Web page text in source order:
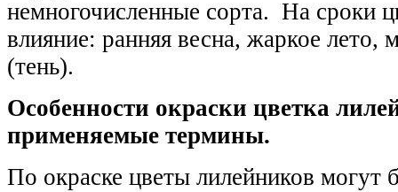
немногочисленные сорта. На сроки
влияние: ранняя весна, жаркое лето,
(тень).
Особенности окраски цветка
применяемые термины.
По окраске цветы лилейников могут